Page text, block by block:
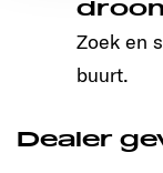
Zoek en
buurt.
Dealer